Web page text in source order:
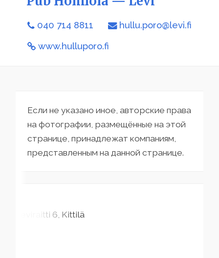
040 714 8811 hullu.poro@levi.fi
www.hulluporo.fi
Если не указано иное, авторские права
на фотографии, размещённые на этой
странице, принадлежат компаниям,
представленным на данной странице.
Leviraitti 6 Kittilä